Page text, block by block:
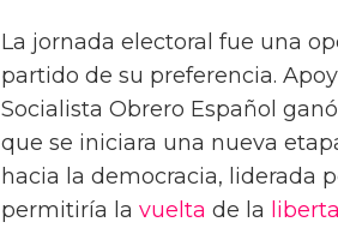
La jornada electoral fue una
partido de su preferencia.
Socialista Obrero Español
que se iniciara una nueva
hacia la democracia, liderada
permitiría la vuelta de la